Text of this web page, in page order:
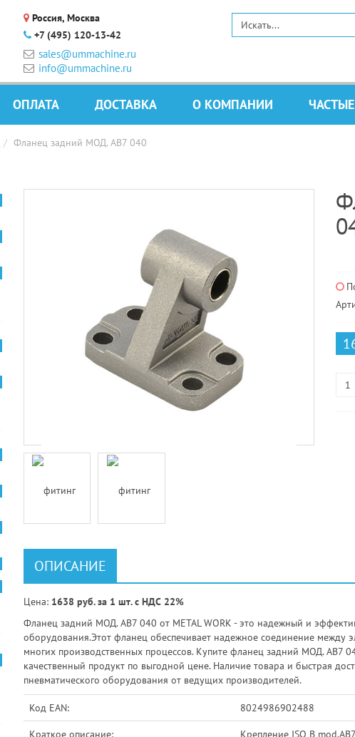
Россия, Москва
+7 (495) 120-13-42
sales@ummachine.ru
info@ummachine.ru
ОПЛАТА ДОСТАВКА О КОМПАНИИ
Фланец задний МОД. AB7 040
ОПИСАНИЕ
Цена: 1638 руб. за 1 шт. с НДС 22%
Фланец задний МОД. AB7 040 от METAL WORK - это надежный и
оборудования.Этот фланец обеспечивает надежное соединение между
многих производственных процессов. Купите фланец задний МОД. AB7
качественный продукт по выгодной цене. Наличие товара и быстрая
пневматического оборудования от ведущих производителей.
Код EAN: 8024986902488
Краткое описание: Крепление ISO B